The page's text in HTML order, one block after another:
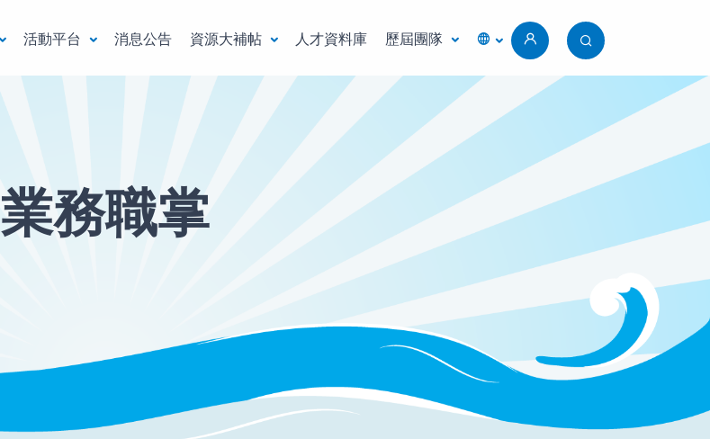
活動平台 消息公告 資源大補帖 人才資料庫 歷屆團隊
業務職掌